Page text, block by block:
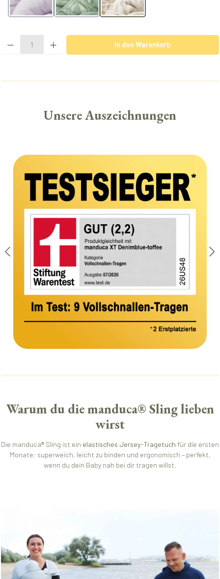
lavender BotanicGreen BotanicVanilla
Produkt Anzahl: Gib den gewünschten Wert ein oder benutze die
In den Warenkorb
Unsere Auszeichnungen
Bildergalerie überspringen
Warum du die manduca® Sling lieben
wirst
Die manduca® Sling ist ein elastisches Jersey-Tragetuch für die ersten
Monate: superweich, leicht zu binden und ergonomisch – perfekt,
wenn du dein Baby nah bei dir tragen willst.